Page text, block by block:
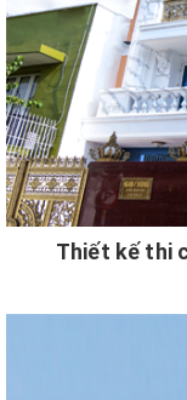
Thiết kế thi